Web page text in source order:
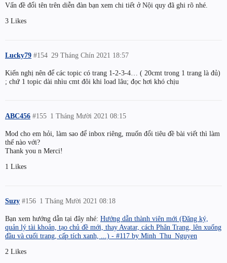
Vấn đề đổi tên trên diễn đàn bạn xem chi tiết ở Nội quy đã ghi rõ nhé.
3 Likes
Lucky79 29 Tháng Chín 2021 18:57
#154
Kiến nghị nên để các topic có trang 1-2-3-4… ( 20cmt trong 1 trang là đủ)
; chứ 1 topic dài nhìu cmt đôi khi load lâu; đọc hơi khó chịu
ABC456 1 Tháng Mười 2021 08:15
#155
Mod cho em hỏi, làm sao để inbox riêng, muốn đổi tiêu đề bài viết thì làm
thế nào với?
Thank you n Merci!
1 Likes
Suzy 1 Tháng Mười 2021 08:18
#156
Bạn xem hướng dẫn tại đây nhé: Hướng dẫn thành viên mới (Đăng ký,
quản lý tài khoản, tạo chủ đề mới, thay Avatar, cách Phân Trang, lên xuống
đầu và cuối trang, cấp tích xanh, ...) - #117 by Minh_Thu_Nguyen
2 Likes